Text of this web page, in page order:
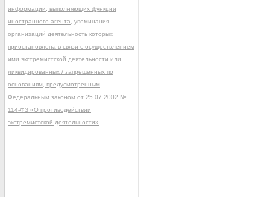
информации, выполняющих функции
иностранного агента , упоминания
организаций деятельность которых
приостановлена в связи с осуществлением
ими экстремистской деятельности или
ликвидированных / запрещённых по
основаниям, предусмотренным
Федеральным законом от 25.07.2002 №
114-ФЗ «О противодействии
экстремистской деятельности»